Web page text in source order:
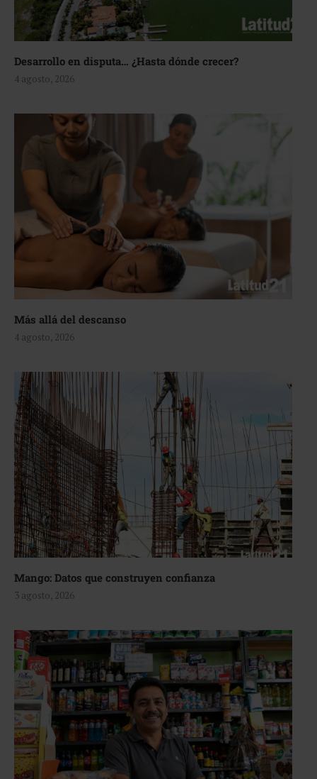
Desarrollo en disputa… ¿Hasta dónde crecer?
4 agosto, 2026
Más allá del descanso
4 agosto, 2026
Mango: Datos que construyen confianza
3 agosto, 2026